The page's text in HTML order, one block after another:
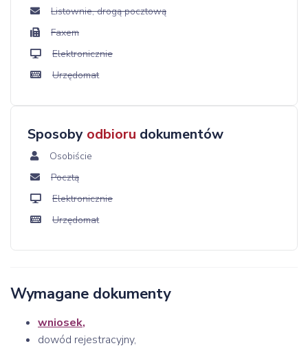
Listownie, drogą pocztową
Faxem
Elektronicznie
Urzędomat
Sposoby odbioru dokumentów
Osobiście
Pocztą
Elektronicznie
Urzędomat
Wymagane dokumenty
wniosek,
dowód rejestracyjny,